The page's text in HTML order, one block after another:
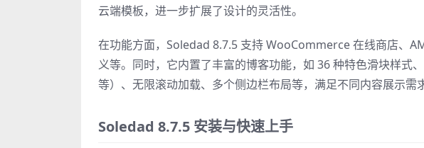
云端模板，进一步扩展了设计的灵活性。
在功能方面，Soledad 8.7.5 支持 WooCommerce 在线商店、
义等。同时，它内置了丰富的博客功能，如 36 种特色滑块样式
等）、无限滚动加载、多个侧边栏布局等，满足不同内容展示需
Soledad 8.7.5 安装与快速上手